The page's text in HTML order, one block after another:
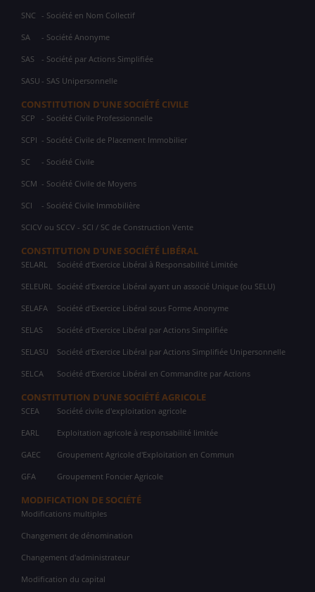
SNC - Société en Nom Collectif
SA - Société Anonyme
SAS - Société par Actions Simplifiée
SASU - SAS Unipersonnelle
CONSTITUTION D'UNE SOCIÉTÉ CIVILE
SCP - Société Civile Professionnelle
SCPI - Société Civile de Placement Immobilier
SC - Société Civile
SCM - Société Civile de Moyens
SCI - Société Civile Immobilière
SCICV ou SCCV - SCI / SC de Construction Vente
CONSTITUTION D'UNE SOCIÉTÉ LIBÉRAL
SELARL Société d'Exercice Libéral à Responsabilité Limitée
SELEURL Société d'Exercice Libéral ayant un associé Unique (ou SELU)
SELAFA Société d'Exercice Libéral sous Forme Anonyme
SELAS Société d'Exercice Libéral par Actions Simplifiée
SELASU Société d'Exercice Libéral par Actions Simplifiée Unipersonnelle
SELCA Société d'Exercice Libéral en Commandite par Actions
CONSTITUTION D'UNE SOCIÉTÉ AGRICOLE
SCEA Société civile d'exploitation agricole
EARL Exploitation agricole à responsabilité limitée
GAEC Groupement Agricole d'Exploitation en Commun
GFA Groupement Foncier Agricole
MODIFICATION DE SOCIÉTÉ
Modifications multiples
Changement de dénomination
Changement d'administrateur
Modification du capital